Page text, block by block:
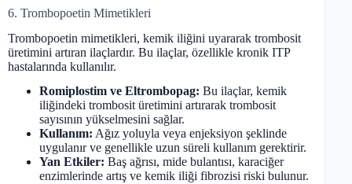
6. Trombopoetin Mimetikleri
Trombopoetin mimetikleri, kemik iliğini uyararak trombosit
üretimini artıran ilaçlardır. Bu ilaçlar, özellikle kronik ITP
hastalarında kullanılır.
Romiplostim ve Eltrombopag: Bu ilaçlar, kemik
iliğindeki trombosit üretimini artırarak trombosit
sayısının yükselmesini sağlar.
Kullanım: Ağız yoluyla veya enjeksiyon şeklinde
uygulanır ve genellikle uzun süreli kullanım gerektirir.
Yan Etkiler: Baş ağrısı, mide bulantısı, karaciğer
enzimlerinde artış ve kemik iliği fibrozisi riski bulunur.